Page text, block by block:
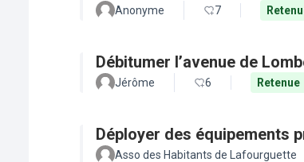
Anonyme 7
Débitumer l’avenue de
Jérôme 6 Retenue
Déployer des équipements
Asso des Habitants de Lafourguette